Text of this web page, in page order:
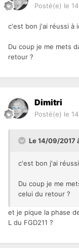
Posté(e) le
c'est bon j'ai réussi à
Du coup je me mets
retour ?
Dimitri
Posté(e) le
Le 14/09/2017
c'est bon j'ai
Du coup je me
celui du retour ?
et je pique la phase
L du FGD211 ?